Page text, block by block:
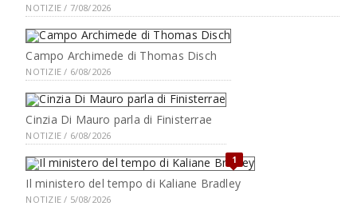
NOTIZIE / 7/08/2026
Campo Archimede di Thomas Disch
NOTIZIE / 6/08/2026
Cinzia Di Mauro parla di Finisterrae
NOTIZIE / 6/08/2026
1
Il ministero del tempo di Kaliane Bradley
NOTIZIE / 5/08/2026